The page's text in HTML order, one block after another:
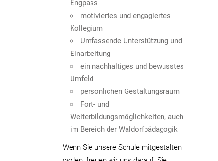
Engpass
motiviertes und engagiertes
Kollegium
Umfassende Unterstützung und
Einarbeitung
ein nachhaltiges und bewusstes
Umfeld
persönlichen Gestaltungsraum
Fort- und
Weiterbildungsmöglichkeiten, auch
im Bereich der Waldorfpädagogik
Wenn Sie unsere Schule mitgestalten